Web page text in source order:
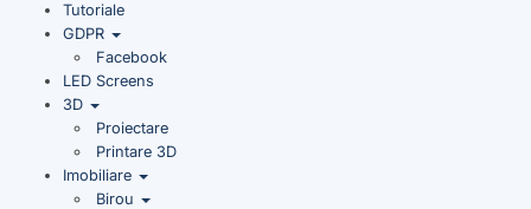
Tutoriale
GDPR
Facebook
LED Screens
3D
Proiectare
Printare 3D
Imobiliare
Birou